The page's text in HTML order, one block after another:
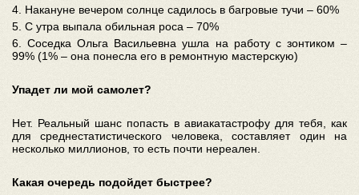
4. Накануне вечером солнце садилось в багровые тучи – 60%
5. С утра выпала обильная роса – 70%
6. Соседка Ольга Васильевна ушла на работу с зонтиком –
99% (1% – она понесла его в ремонтную мастерскую)
Упадет ли мой самолет?
Нет. Реальный шанс попасть в авиакатастрофу для тебя, как
для среднестатистического человека, составляет один на
несколько миллионов, то есть почти нереален.
Какая очередь подойдет быстрее?